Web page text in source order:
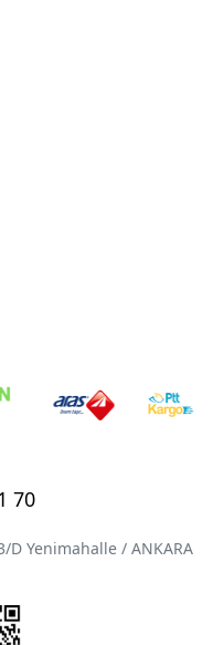
70
D Yenimahalle / ANKARA